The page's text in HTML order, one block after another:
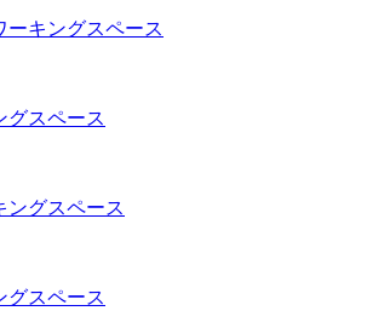
ーキングスペース
グスペース
ングスペース
グスペース